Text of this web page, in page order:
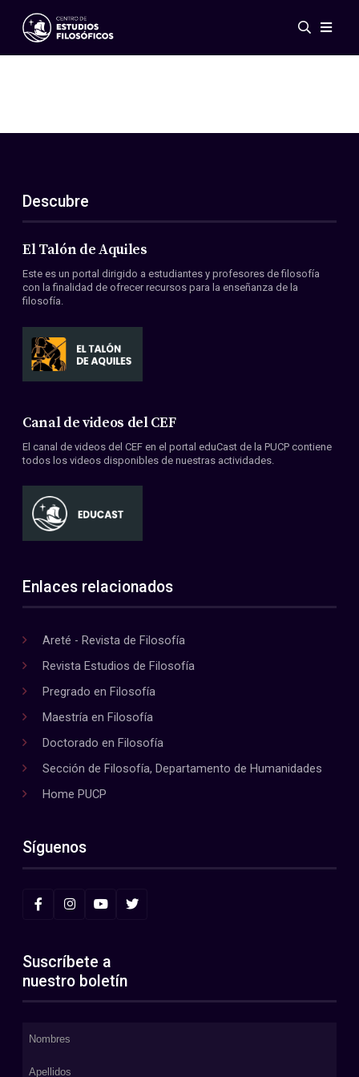
Eventos
ES
EN
Acerca de nosotros
Miembros
Convenios
Descubre
El Talón de Aquiles
Este es un portal dirigido a estudiantes y profesores de filosofía
con la finalidad de ofrecer recursos para la enseñanza de la
filosofía.
Canal de videos del CEF
El canal de videos del CEF en el portal eduCast de la PUCP contiene
todos los videos disponibles de nuestras actividades.
Enlaces relacionados
Areté - Revista de Filosofía
Revista Estudios de Filosofía
Pregrado en Filosofía
Maestría en Filosofía
Doctorado en Filosofía
Sección de Filosofía, Departamento de Humanidades
Home PUCP
Síguenos
Suscríbete a
nuestro boletín